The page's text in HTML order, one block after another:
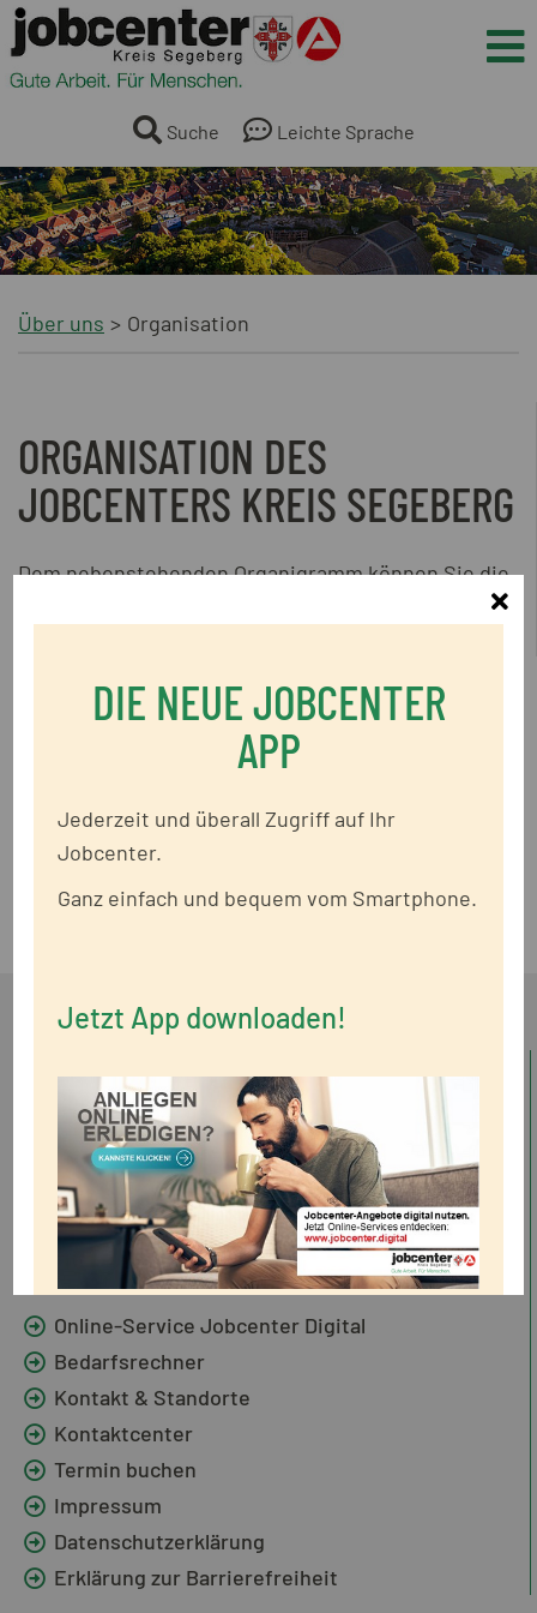
Springe direkt zum Inhalt
Suche Leichte Sprache
Über uns Organisation
ORGANISATION DES
JOBCENTERS KREIS SEGEBERG
Dem nebenstehenden Organigramm können Sie die
Organigramm des Jobcenters Kreis
Organigramm (barrierefrei)
103 KB
Standorte
Dienststelle Bad Segeberg
Dienststelle Kaltenkirchen
Dienststelle Norderstedt
Online-Service Jobcenter Digital
Bedarfsrechner
Kontakt & Standorte
Kontaktcenter
Termin buchen
Impressum
Datenschutzerklärung
Erklärung zur Barrierefreiheit
DIE NEUE JOBCENTER
APP
Jederzeit und überall Zugriff auf Ihr
Jobcenter.
Ganz einfach und bequem vom Smartphone.
Jetzt App downloaden!